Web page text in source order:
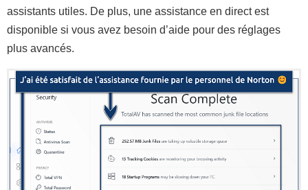
assistants utiles. De plus, une assistance en direct est
disponible si vous avez besoin d’aide pour des réglages
plus avancés.